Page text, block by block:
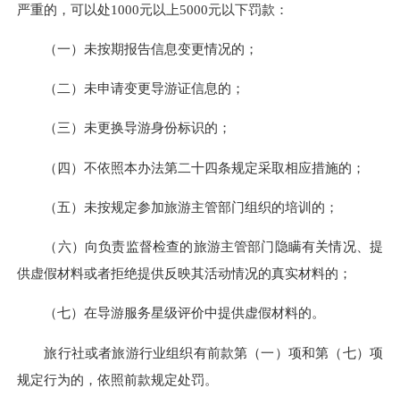
严重的，可以处1000元以上5000元以下罚款：
（一）未按期报告信息变更情况的；
（二）未申请变更导游证信息的；
（三）未更换导游身份标识的；
（四）不依照本办法第二十四条规定采取相应措施的；
（五）未按规定参加旅游主管部门组织的培训的；
（六）向负责监督检查的旅游主管部门隐瞒有关情况、提
供虚假材料或者拒绝提供反映其活动情况的真实材料的；
（七）在导游服务星级评价中提供虚假材料的。
旅行社或者旅游行业组织有前款第（一）项和第（七）项
规定行为的，依照前款规定处罚。